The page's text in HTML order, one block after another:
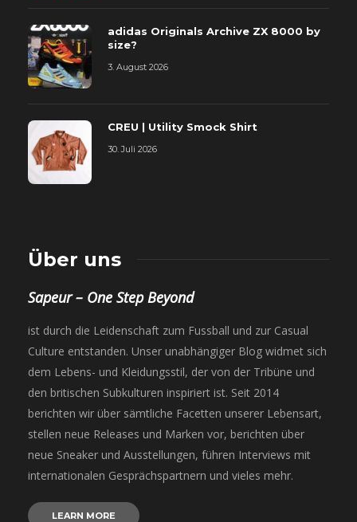
adidas Originals Archive ZX 8000 by
size?
3. August 2026
CREU | Utility Smock Shirt
30. Juli 2026
Über uns
Sapeur – One Step Beyond
ist durch die Leidenschaft zum Fussball und zur Casual
Culture entstanden. Unser unabhängiger Blog widmet sich
dem Lebens- und Kleidungsstil, der von der Tribüne und
den britischen Subkulturen inspiriert ist. Seit 2014
berichten wir über sämtliche Facetten unserer Lebensart,
stellen neue Releases und Marken vor, berichten über
neue Sneaker und Ausstellungen, führen Interviews mit
internationalen Gesprächspartnern und vieles mehr.
LEARN MORE